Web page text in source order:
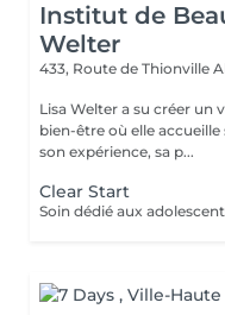
Institut de
Welter
433, Route de Thionville
Lisa Welter a su créer un
bien-être où elle
son expérience, sa p...
Clear Start
Soin dédié aux